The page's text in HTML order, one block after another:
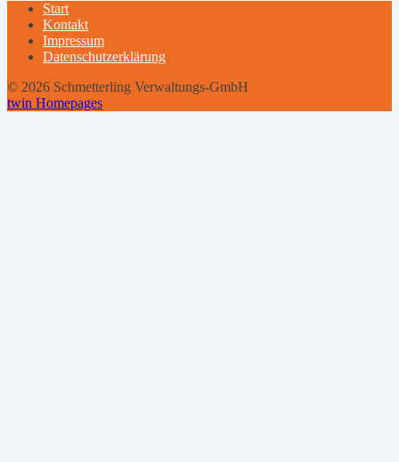
Start
Kontakt
Impressum
Datenschutzerklärung
© 2026 Schmetterling Verwaltungs-GmbH
twin Homepages